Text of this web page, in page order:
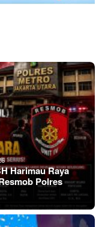
Harimau Raya
Polres